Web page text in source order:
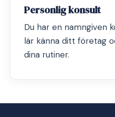
Personlig konsult
Du har en namngiven
lär känna ditt företag
dina rutiner.